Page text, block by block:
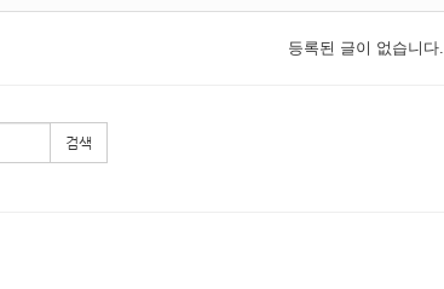
등록된 글이 없습니다.
검색